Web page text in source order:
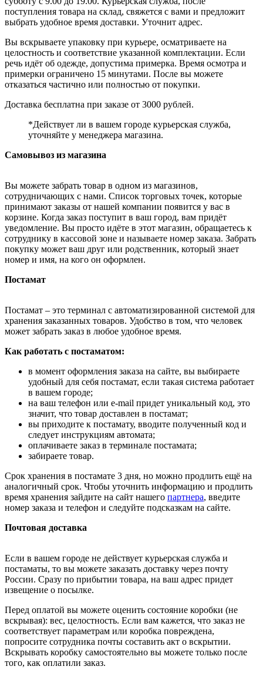
поступления товара на склад, свяжется с вами и предложит
выбрать удобное время доставки. Уточнит адрес.
Вы вскрываете упаковку при курьере, осматриваете на
целостность и соответствие указанной комплектации. Если
речь идёт об одежде, допустима примерка. Время осмотра и
примерки ограничено 15 минутами. После вы можете
отказаться частично или полностью от покупки.
Доставка бесплатна при заказе от 3000 рублей.
*Действует ли в вашем городе курьерская служба,
уточняйте у менеджера магазина.
Самовывоз из магазина
Вы можете забрать товар в одном из магазинов,
сотрудничающих с нами. Список торговых точек, которые
принимают заказы от нашей компании появится у вас в
корзине. Когда заказ поступит в ваш город, вам придёт
уведомление. Вы просто идёте в этот магазин, обращаетесь к
сотруднику в кассовой зоне и называете номер заказа. Забрать
покупку может ваш друг или родственник, который знает
номер и имя, на кого он оформлен.
Постамат
Постамат – это терминал с автоматизированной системой для
хранения заказанных товаров. Удобство в том, что человек
может забрать заказ в любое удобное время.
Как работать с постаматом:
в момент оформления заказа на сайте, вы выбираете
удобный для себя постамат, если такая система работает
в вашем городе;
на ваш телефон или e-mail придет уникальный код, это
значит, что товар доставлен в постамат;
вы приходите к постамату, вводите полученный код и
следует инструкциям автомата;
оплачиваете заказ в терминале постамата;
забираете товар.
Срок хранения в постамате 3 дня, но можно продлить ещё на
аналогичный срок. Чтобы уточнить информацию и продлить
время хранения зайдите на сайт нашего партнера, введите
номер заказа и телефон и следуйте подсказкам на сайте.
Почтовая доставка
Если в вашем городе не действует курьерская служба и
постаматы, то вы можете заказать доставку через почту
России. Сразу по прибытии товара, на ваш адрес придет
извещение о посылке.
Перед оплатой вы можете оценить состояние коробки (не
вскрывая): вес, целостность. Если вам кажется, что заказ не
соответствует параметрам или коробка повреждена,
попросите сотрудника почты составить акт о вскрытии.
Вскрывать коробку самостоятельно вы можете только после
того, как оплатили заказ.